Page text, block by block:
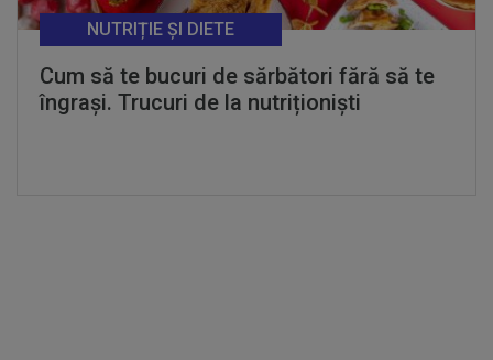
Cum să te bucuri de sărbători fără să te
îngrași. Trucuri de la nutriționiști
NUTRIȚIE ȘI DIETE